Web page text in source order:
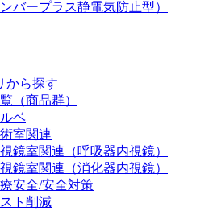
バープラス静電気防止型）
から探す
（商品群）
ベ
室関連
鏡室関連（呼吸器内視鏡）
鏡室関連（消化器内視鏡）
安全/安全対策
ト削減